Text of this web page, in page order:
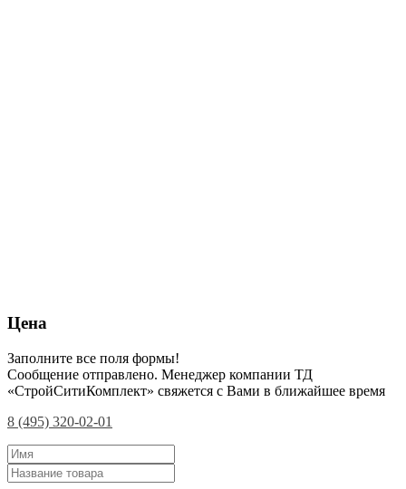
Цена
Заполните все поля формы!
Сообщение отправлено. Менеджер компании ТД
«СтройСитиКомплект» свяжется с Вами в ближайшее время
8 (495) 320-02-01